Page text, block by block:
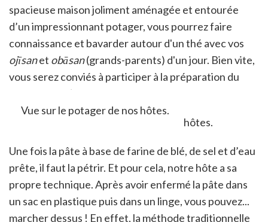
spacieuse maison joliment aménagée et entourée
d’un impressionnant potager, vous pourrez faire
connaissance et bavarder autour d'un thé avec vos
ojīsanet obāsan(grands-parents) d'un jour. Bien vite,
vous serez conviés à participer à la préparation du
udon
Vue sur le potager de nos hôtes.
Une fois la pâte à base de farine de blé, de sel et d’eau
prête, il faut la pétrir. Et pour cela, notre hôte a sa
propre technique. Après avoir enfermé la pâte dans
un sac en plastique puis dans un linge, vous pouvez...
marcher dessus ! En effet, la méthode traditionnelle